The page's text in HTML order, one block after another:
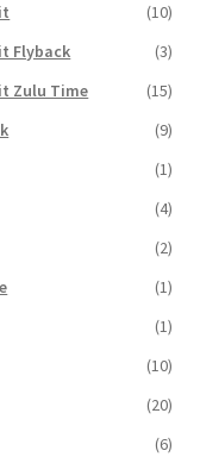
(10)
Flyback
(3)
Zulu Time
(15)
(9)
(1)
(4)
(2)
(1)
(1)
(10)
(20)
(6)